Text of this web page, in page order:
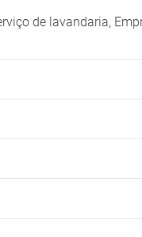
de lavandaria,